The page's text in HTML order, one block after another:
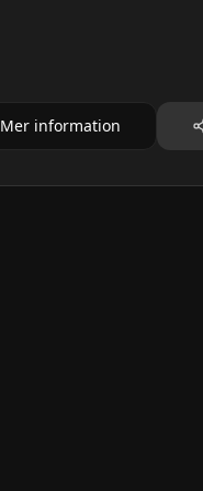
Mer information